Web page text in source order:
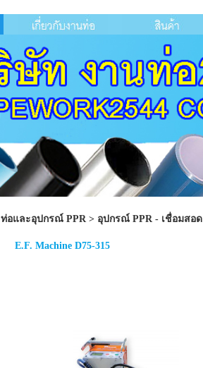
ท่อและอุปกรณ์ PPR> อุปกรณ์ PPR - เชื่อมสอด
E.F. Machine D75-315